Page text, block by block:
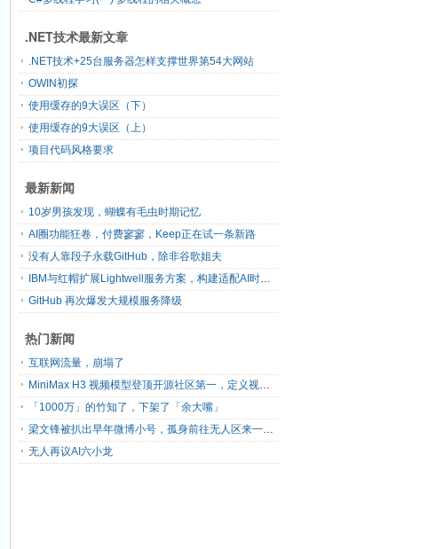
.NET技术最新文章
.NET技术+25台服务器怎样支撑世界第54大网站
OWIN初探
使用缓存的9大误区（下）
使用缓存的9大误区（上）
项目代码风格要求
最新新闻
10岁男孩发现，蝴蝶有毛虫时期记忆
AI圈功能狂卷，付费寥寥，Keep正在试一条新路
没有人靠段子永载GitHub，除非谷歌姐夫
IBM与红帽扩展Lightwell服务方案，构建适配AI时代开源生态的可信基础设施
GitHub 再次爆发大规模服务降级
热门新闻
互联网流量，崩塌了
MiniMax H3 视频模型登顶开源社区第一，定义视频模型领域“斩杀线”
「1000万」的竹知了，下架了「余大嘴」
梁文锋被扒出早年微博小号，孤身前往无人区来一场相当 deep 的 seek 旅行
无人再议AI六小龙